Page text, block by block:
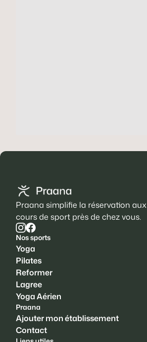
Praana simplifie la réservation aux
cours de sport près de chez vous.
Nos sports
Yoga
Pilates
Reformer
Lagree
Yoga Aérien
Praana
Ajouter mon établissement
Contact